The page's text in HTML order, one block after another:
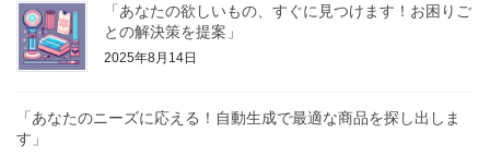
「あなたの欲しいもの、すぐに見つけます！お困りご
との解決策を提案」
2025年8月14日
「あなたのニーズに応える！自動生成で最適な商品を探し出しま
す」